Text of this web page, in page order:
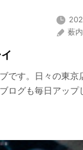
薮
です。日々の東京
ログも毎日アップ